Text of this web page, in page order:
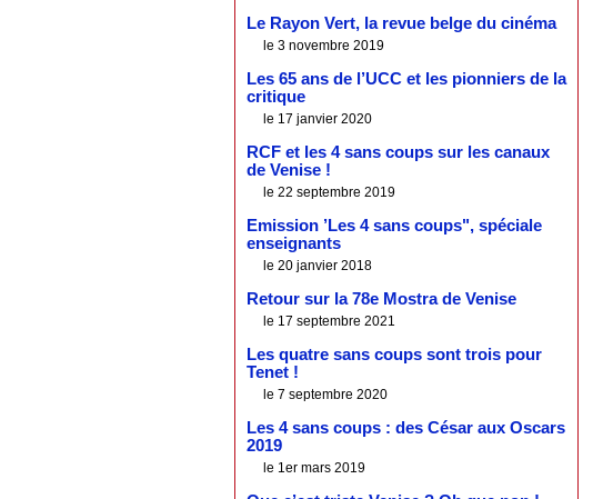
Le Rayon Vert, la revue belge du cinéma
le 3 novembre 2019
Les 65 ans de l’UCC et les pionniers de la
critique
le 17 janvier 2020
RCF et les 4 sans coups sur les canaux
de Venise !
le 22 septembre 2019
Emission ’Les 4 sans coups", spéciale
enseignants
le 20 janvier 2018
Retour sur la 78e Mostra de Venise
le 17 septembre 2021
Les quatre sans coups sont trois pour
Tenet !
le 7 septembre 2020
Les 4 sans coups : des César aux Oscars
2019
le 1er mars 2019